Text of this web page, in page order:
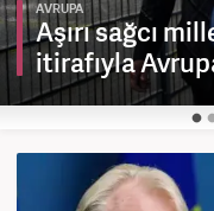
AVRUPA
Aşırı sağcı
itirafıyla